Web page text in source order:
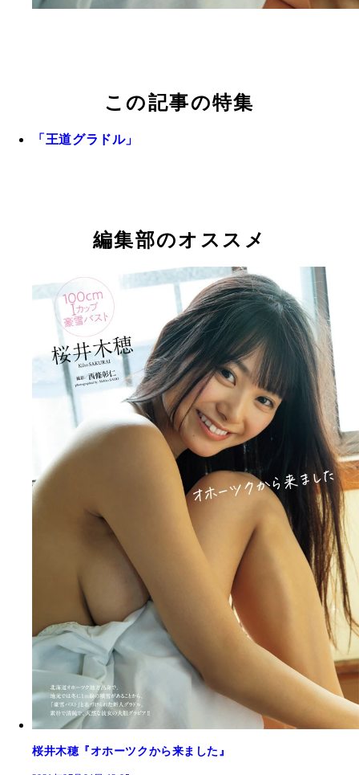
この記事の特集
「王道グラドル」
編集部のオススメ
桜井木穂『オホーツクから来ました』